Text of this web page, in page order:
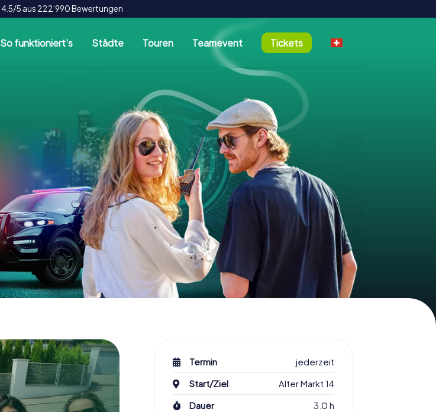
4.5/5 aus 222‘990 Bewertungen
So funktioniert's Städte Touren Teamevent Tickets
Termin
jederzeit
Start/Ziel
Alter Markt 14
Dauer
3.0 h